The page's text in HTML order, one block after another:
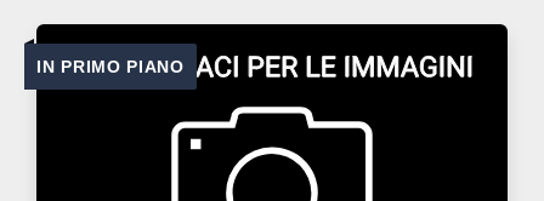
IN PRIMO PIANO